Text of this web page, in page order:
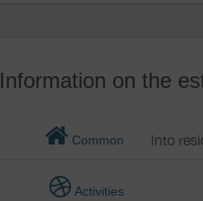
Information on the
Common Into
Activities